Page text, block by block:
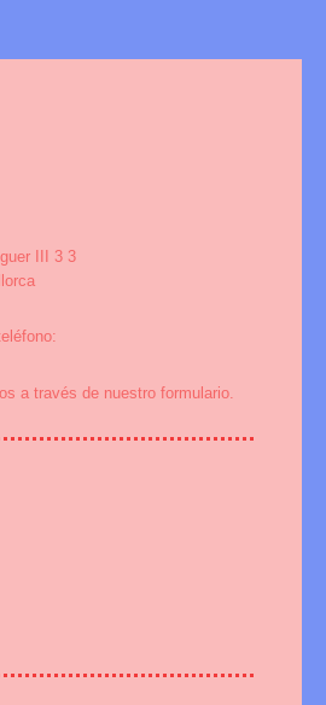
III 3 3
a través de nuestro formulario.